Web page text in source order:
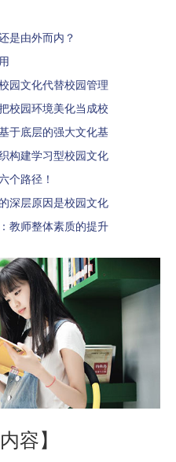
是由外而内？
园文化代替校园管理
校园环境美化当成校
于底层的强大文化基
构建学习型校园文化
个路径！
深层原因是校园文化
教师整体素质的提升
容】